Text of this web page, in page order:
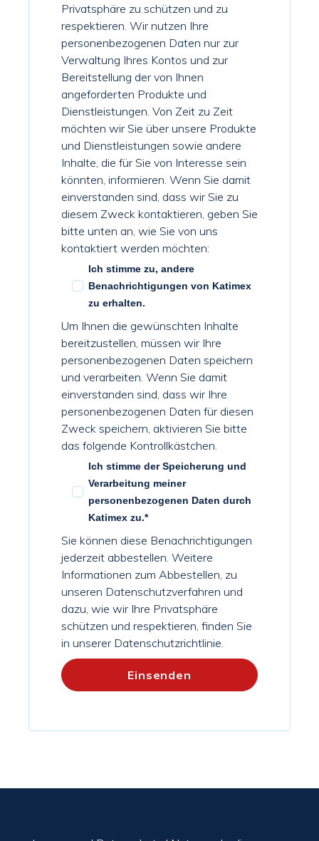
Privatsphäre zu schützen und zu
respektieren. Wir nutzen Ihre
personenbezogenen Daten nur zur
Verwaltung Ihres Kontos und zur
Bereitstellung der von Ihnen
angeforderten Produkte und
Dienstleistungen. Von Zeit zu Zeit
möchten wir Sie über unsere Produkte
und Dienstleistungen sowie andere
Inhalte, die für Sie von Interesse sein
könnten, informieren. Wenn Sie damit
einverstanden sind, dass wir Sie zu
diesem Zweck kontaktieren, geben Sie
bitte unten an, wie Sie von uns
kontaktiert werden möchten:
Ich stimme zu, andere
Benachrichtigungen von Katimex
zu erhalten.
Um Ihnen die gewünschten Inhalte
bereitzustellen, müssen wir Ihre
personenbezogenen Daten speichern
und verarbeiten. Wenn Sie damit
einverstanden sind, dass wir Ihre
personenbezogenen Daten für diesen
Zweck speichern, aktivieren Sie bitte
das folgende Kontrollkästchen.
Ich stimme der Speicherung und
Verarbeitung meiner
personenbezogenen Daten durch
Katimex zu.*
Sie können diese Benachrichtigungen
jederzeit abbestellen. Weitere
Informationen zum Abbestellen, zu
unseren Datenschutzverfahren und
dazu, wie wir Ihre Privatsphäre
schützen und respektieren, finden Sie
in unserer Datenschutzrichtlinie.